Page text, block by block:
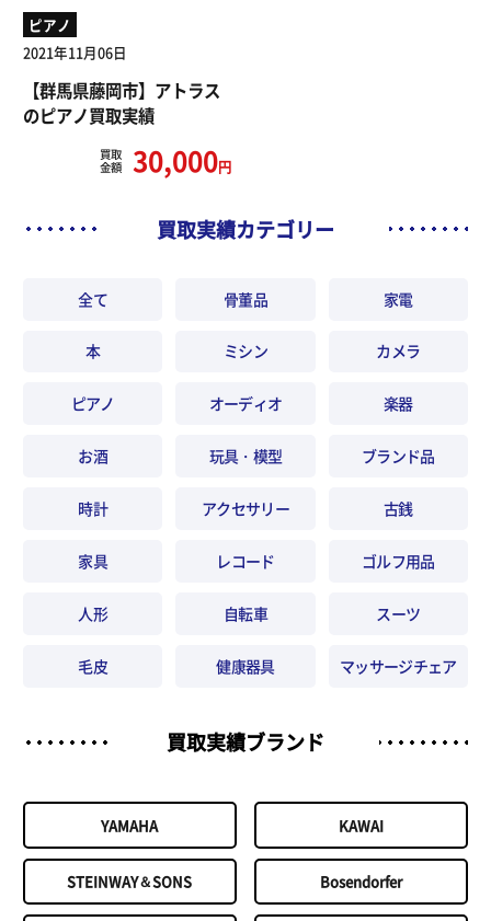
ピアノ
2021年11月06日
【群馬県藤岡市】アトラス
のピアノ買取実績
買取
金額
30,000円
買取実績カテゴリー
全て 骨董品 家電
本 ミシン カメラ
ピアノ オーディオ 楽器
お酒 玩具・模型 ブランド品
時計 アクセサリー 古銭
家具 レコード ゴルフ用品
人形 自転車 スーツ
毛皮 健康器具 マッサージチェア
買取実績ブランド
YAMAHA KAWAI
STEINWAY＆SONS Bosendorfer